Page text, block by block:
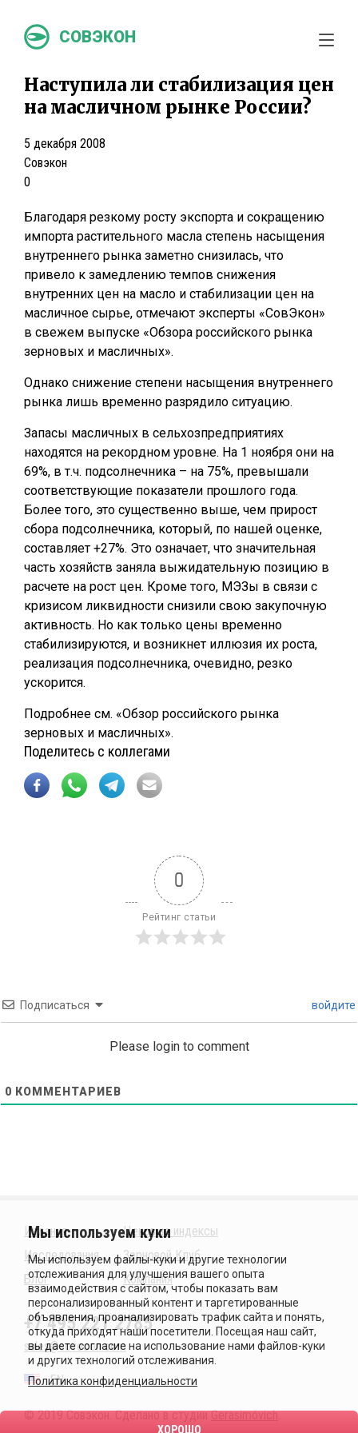
СОВЭКОН
Наступила ли стабилизация цен
на масличном рынке России?
5 декабря 2008
Совэкон
0
Благодаря резкому росту экспорта и сокращению
импорта растительного масла степень насыщения
внутреннего рынка заметно снизилась, что
привело к замедлению темпов снижения
внутренних цен на масло и стабилизации цен на
масличное сырье, отмечают эксперты «СовЭкон»
в свежем выпуске «Обзора российского рынка
зерновых и масличных».
Однако снижение степени насыщения внутреннего
рынка лишь временно разрядило ситуацию.
Запасы масличных в сельхозпредприятиях
находятся на рекордном уровне. На 1 ноября они на
69%, в т.ч. подсолнечника – на 75%, превышали
соответствующие показатели прошлого года.
Более того, это существенно выше, чем прирост
сбора подсолнечника, который, по нашей оценке,
составляет +27%. Это означает, что значительная
часть хозяйств заняла выжидательную позицию в
расчете на рост цен. Кроме того, МЭЗы в связи с
кризисом ликвидности снизили свою закупочную
активность. Но как только цены временно
стабилизируются, и возникнет иллюзия их роста,
реализация подсолнечника, очевидно, резко
ускорится.
Подробнее см. «Обзор российского рынка
зерновых и масличных».
Поделитесь с коллегами
0
Рейтинг статьи
Подписаться войдите
Please login to comment
0 КОММЕНТАРИЕВ
Издания
Исследования
Блог
Ценовые индексы
Зерновой Клуб
Компания
+7 495 221 2785
sales@sovecon.com
EN
© 2019 Совэкон. Сделано в студииGerasimóvich.
Политика конфиденциальности